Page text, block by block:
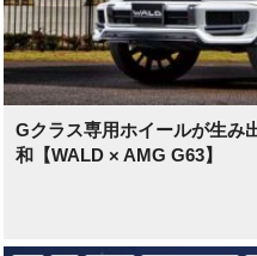
Gクラス専用ホイールが生み
和【WALD × AMG G63】